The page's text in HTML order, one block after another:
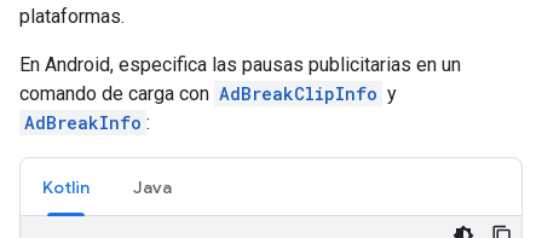
plataformas.
En Android, especifica las pausas publicitarias en un
comando de carga con AdBreakClipInfo y
AdBreakInfo :
Kotlin Java